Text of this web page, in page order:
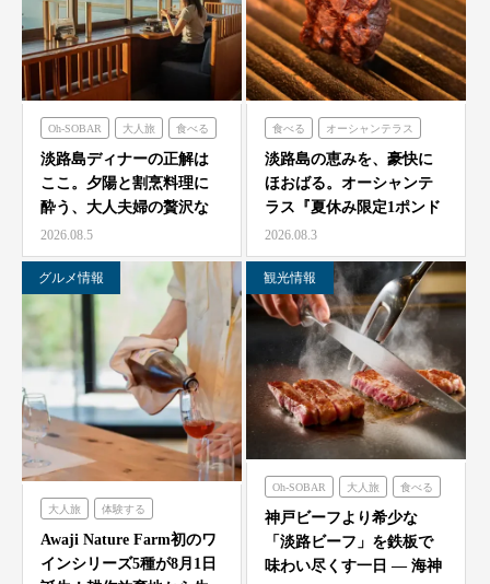
Oh-SOBAR 大人旅 食べる
青海波
淡路島ディナーの正解は
ここ。夕陽と割烹料理に
酔う、大人夫婦の贅沢な
一夜をモダン蕎麦割烹
O…
2026.08.5
食べる オーシャンテラス
淡路島の恵みを、豪快に
ほおばる。オーシャンテ
ラス『夏休み限定1ポンド
ビーフフェア』7月25…
2026.08.3
グルメ情報
大人旅 体験する
農家レストラン「陽・燦燦」
Awaji Nature Farm初のワ
インシリーズ5種が8月1日
観光情報
Oh-SOBAR 大人旅 食べる
のじまスコーラ 海神人の食卓
神戸ビーフより希少な
「淡路ビーフ」を鉄板で
味わい尽くす一日 — 海神